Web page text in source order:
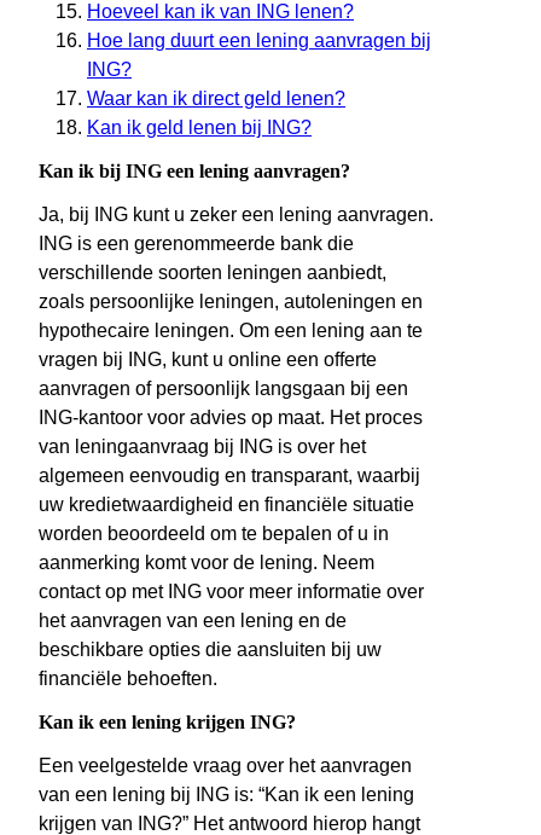
Hoeveel kan ik van ING lenen?
Hoe lang duurt een lening aanvragen bij
ING?
Waar kan ik direct geld lenen?
Kan ik geld lenen bij ING?
Kan ik bij ING een lening aanvragen?
Ja, bij ING kunt u zeker een lening aanvragen.
ING is een gerenommeerde bank die
verschillende soorten leningen aanbiedt,
zoals persoonlijke leningen, autoleningen en
hypothecaire leningen. Om een lening aan te
vragen bij ING, kunt u online een offerte
aanvragen of persoonlijk langsgaan bij een
ING-kantoor voor advies op maat. Het proces
van leningaanvraag bij ING is over het
algemeen eenvoudig en transparant, waarbij
uw kredietwaardigheid en financiële situatie
worden beoordeeld om te bepalen of u in
aanmerking komt voor de lening. Neem
contact op met ING voor meer informatie over
het aanvragen van een lening en de
beschikbare opties die aansluiten bij uw
financiële behoeften.
Kan ik een lening krijgen ING?
Een veelgestelde vraag over het aanvragen
van een lening bij ING is: “Kan ik een lening
krijgen van ING?” Het antwoord hierop hangt